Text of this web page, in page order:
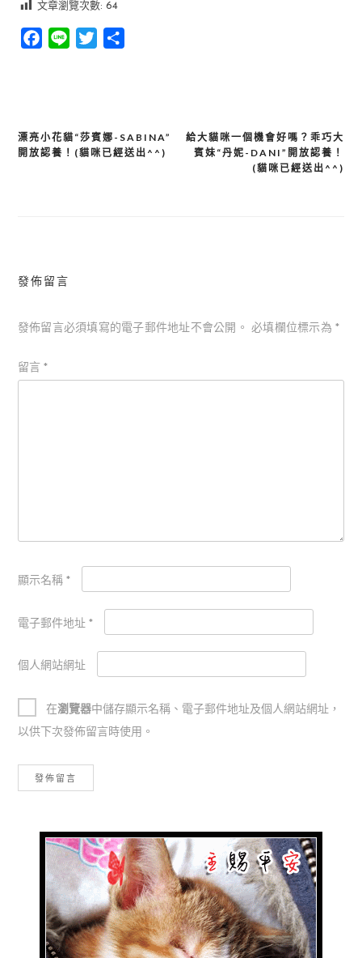
文章瀏覽次數: 64
Facebook
Line Twitter
文
給大貓咪一個機會好嗎？乖巧大
賓妹“丹妮-DANI”開放認養！
(貓咪已經送出^^)
漂亮小花貓“莎賓娜-SABINA”
開放認養！(貓咪已經送出^^)
發佈留言
發佈留言必須填寫的電子郵件地址不會公開。 必填欄位標示為*
留言 *
顯示名稱 *
電子郵件地址 *
個人網站網址
在瀏覽器中儲存顯示名稱、電子郵件地址及個人網站網址，
以供下次發佈留言時使用。